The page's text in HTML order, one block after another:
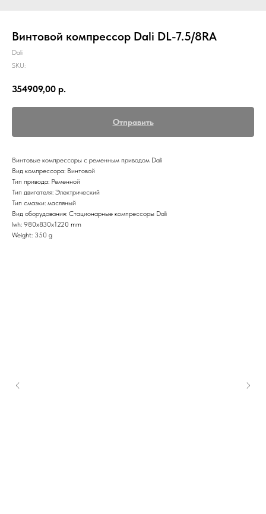
Винтовой компрессор Dali DL-7.5/8RA
Dali
SKU:
354909,00 р.
Отправить
Винтовые компрессоры с ременным приводом Dali
Вид компрессора: Винтовой
Тип привода: Ременной
Тип двигателя: Электрический
Тип смазки: масляный
Вид оборудования: Стационарные компрессоры Dali
lwh: 980x830x1220 mm
Weight: 350 g